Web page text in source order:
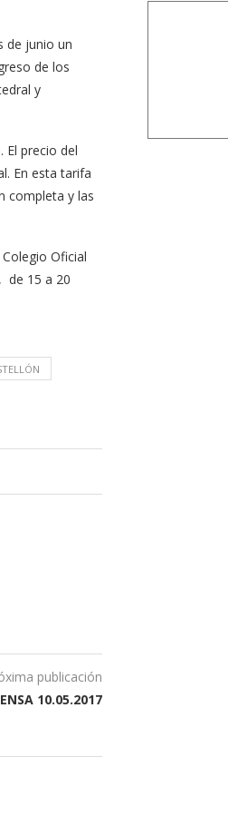
de junio un
de los
y
El precio del
En esta tarifa
completa y las
Oficial
de 15 a 20
publicación
10.05.2017